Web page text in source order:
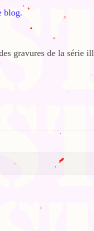
blog.
gravures de la série